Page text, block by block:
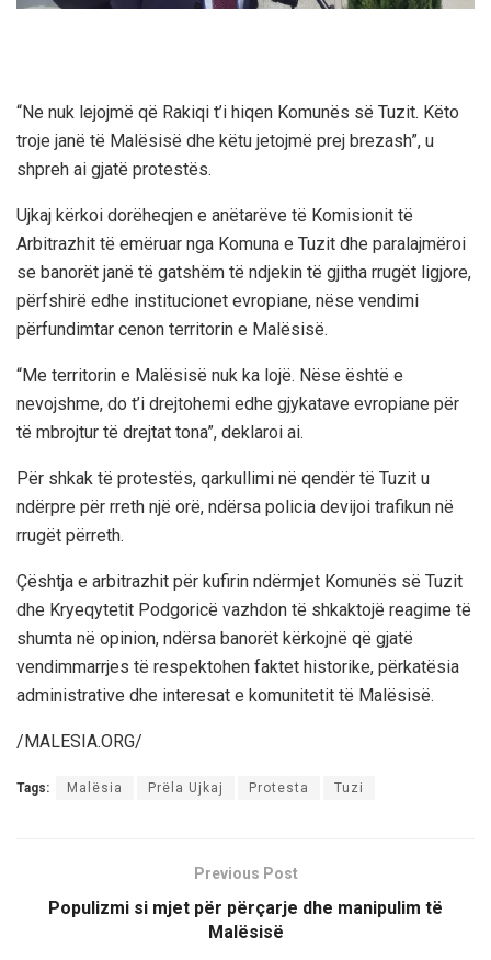
“Ne nuk lejojmë që Rakiqi t’i hiqen Komunës së Tuzit. Këto
troje janë të Malësisë dhe këtu jetojmë prej brezash”, u
shpreh ai gjatë protestës.
Ujkaj kërkoi dorëheqjen e anëtarëve të Komisionit të
Arbitrazhit të emëruar nga Komuna e Tuzit dhe paralajmëroi
se banorët janë të gatshëm të ndjekin të gjitha rrugët ligjore,
përfshirë edhe institucionet evropiane, nëse vendimi
përfundimtar cenon territorin e Malësisë.
“Me territorin e Malësisë nuk ka lojë. Nëse është e
nevojshme, do t’i drejtohemi edhe gjykatave evropiane për
të mbrojtur të drejtat tona”, deklaroi ai.
Për shkak të protestës, qarkullimi në qendër të Tuzit u
ndërpre për rreth një orë, ndërsa policia devijoi trafikun në
rrugët përreth.
Çështja e arbitrazhit për kufirin ndërmjet Komunës së Tuzit
dhe Kryeqytetit Podgoricë vazhdon të shkaktojë reagime të
shumta në opinion, ndërsa banorët kërkojnë që gjatë
vendimmarrjes të respektohen faktet historike, përkatësia
administrative dhe interesat e komunitetit të Malësisë.
/MALESIA.ORG/
Tags: Malësia Prëla Ujkaj Protesta Tuzi
Previous Post
Populizmi si mjet për përçarje dhe manipulim të
Malësisë